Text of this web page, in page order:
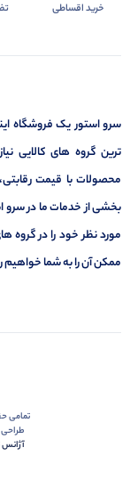
خرید اقساطی
سرو استور یک فروشگاه
ترین گروه های کالایی
محصولات با قیمت
بخشی از خدمات ما در
مورد نظر خود را در گروه
ممکن آن را به شما خواهیم
تمامی
آژانس